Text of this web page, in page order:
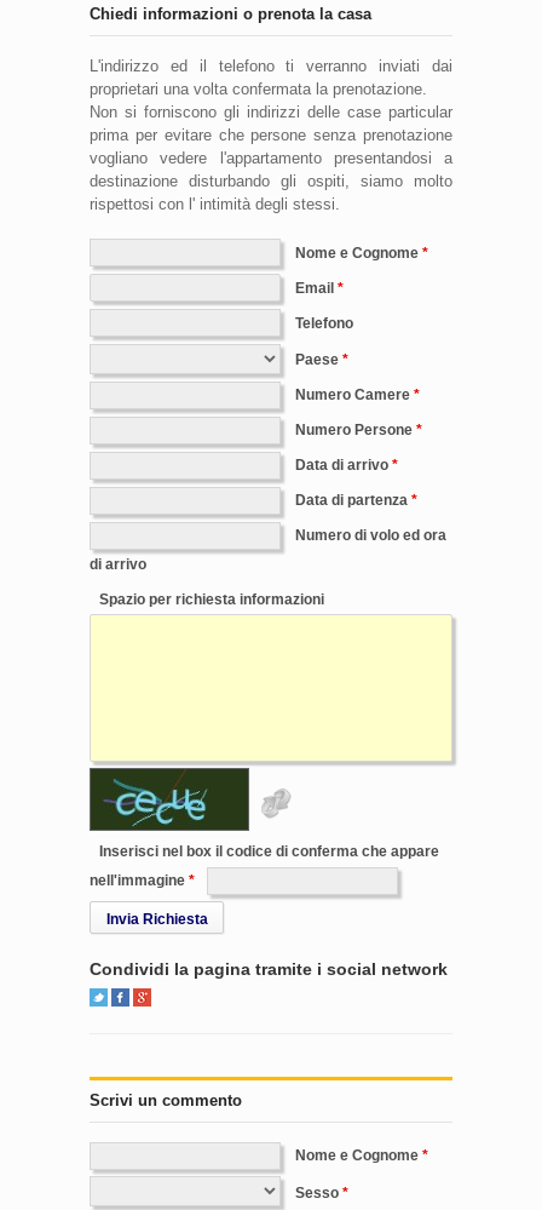
Chiedi informazioni o prenota la casa
L'indirizzo ed il telefono ti verranno inviati dai
proprietari una volta confermata la prenotazione.
Non si forniscono gli indirizzi delle case particular
prima per evitare che persone senza prenotazione
vogliano vedere l'appartamento presentandosi a
destinazione disturbando gli ospiti, siamo molto
rispettosi con l' intimità degli stessi.
Nome e Cognome
Email
Telefono
Paese
Numero Camere
Numero Persone
Data di arrivo
Data di partenza
Numero di volo ed ora
di arrivo
Spazio per richiesta informazioni
Inserisci nel box il codice di conferma che appare
nell'immagine
Invia Richiesta
Condividi la pagina tramite i social network
Scrivi un commento
Nome e Cognome
Sesso